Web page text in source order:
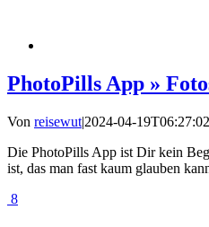
PhotoPills App »
Von reisewut|2024-04-
Die PhotoPills App ist Dir kein
ist, das man fast kaum glauben
8